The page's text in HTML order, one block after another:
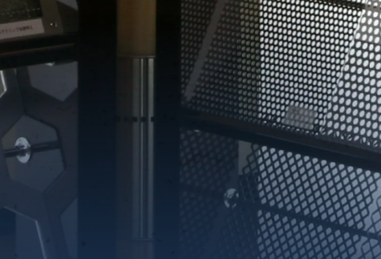
金型パターン
在庫リスト
造粒機及び粉砕機用
遠心分離機用
スーパーパンチング™
SUPER PUNCHING™
スーパーパンチング™
標準金型リスト
スーパーパンチング™
在庫リスト
ODSサニタリーストレーナー™
二相ステンレス鋼パンチング
メタル™
耐摩耗鋼板HARDOX®
エンボス・ディンプル加工
樹脂パンチング™
（プラスチックパンチング）
セレクト カラー・サイズ
樹脂パンチング™（PVC）
オーダーシート
CFRTP
（炭素繊維強化熱可塑性樹
脂）
パンチング™
大開孔率パンチング™
（X-OPEN AREA
PUNCHING）
C.G.P/コンピューター
グラフィックパンチング
開孔率自動計算(%)
重量自動計算(kg)
パンチングメタル加工品
エキスパンドメタル
CFRTP EXメッシュ『CF
TON』
グレーチング
溶接金網
ファインメッシュ
ファインメッシュ加工品